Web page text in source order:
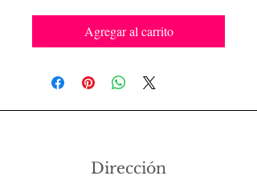
Agregar al carrito
Dirección